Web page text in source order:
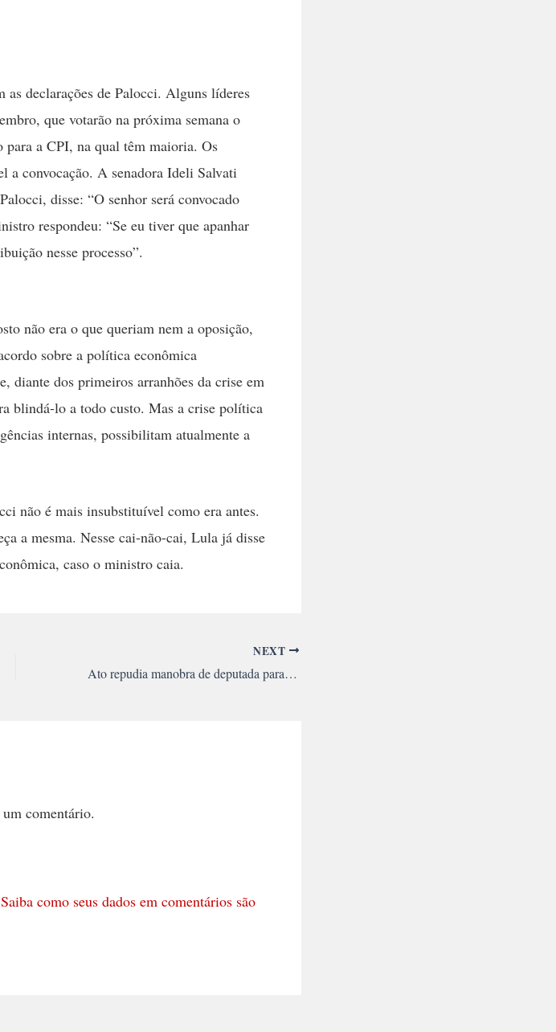
as declarações de Palocci. Alguns líderes
que votarão na próxima semana o
a CPI, na qual têm maioria. Os
a convocação. A senadora Ideli Salvati
disse: “O senhor será convocado
respondeu: “Se eu tiver que apanhar
nesse processo”.
não era o que queriam nem a oposição,
sobre a política econômica
diante dos primeiros arranhões da crise em
blindá-lo a todo custo. Mas a crise política
internas, possibilitam atualmente a
não é mais insubstituível como era antes.
a mesma. Nesse cai-não-cai, Lula já disse
caso o ministro caia.
NEXT
Ato repudia manobra de deputada para evitar cassação de Zé Dirceu
comentário.
Saiba como seus dados em comentários são